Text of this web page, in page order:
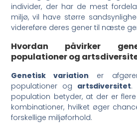
individer, der har de mest
miljø, vil have større
videreføre deres gener til næste
Hvordan påvirker
populationer og
Genetisk variation er
populationer og artsdiversitet.
population betyder, at der er
kombinationer, hvilket øger
forskellige miljøforhold.